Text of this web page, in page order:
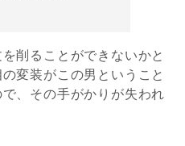
削ることができないかと
変装がこの男ということ
、その手がかりが失われ